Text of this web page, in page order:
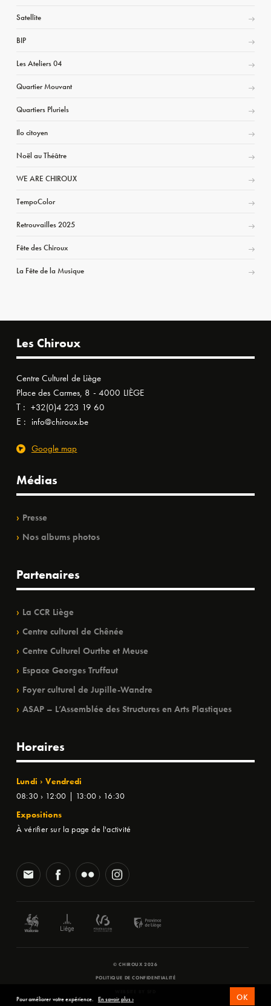
Satellite
BIP
Les Ateliers 04
Quartier Mouvant
Quartiers Pluriels
Ilo citoyen
Noël au Théâtre
WE ARE CHIROUX
TempoColor
Retrouvailles 2025
Fête des Chiroux
La Fête de la Musique
Les Chiroux
Centre Culturel de Liège
Place des Carmes, 8 - 4000 LIÈGE
T : +32(0)4 223 19 60
E : info@chiroux.be
Google map
Médias
Presse
Nos albums photos
Partenaires
La CCR Liège
Centre culturel de Chênée
Centre Culturel Ourthe et Meuse
Espace Georges Truffaut
Foyer culturel de Jupille-Wandre
ASAP – L’Assemblée des Structures en Arts Plastiques
Horaires
Lundi › Vendredi
08:30 › 12:00 | 13:00 › 16:30
Expositions
À vérifier sur la page de l'activité
© CHIROUX 2026
POLITIQUE DE CONFIDENTIALITÉ
Pour améliorer votre expérience. En savoir plus › OK